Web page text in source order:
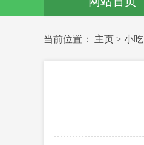
当前位置： 主页 > 小吃